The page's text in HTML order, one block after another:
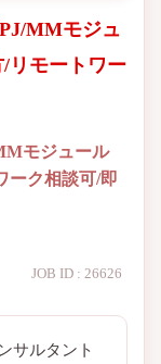
MMモジュ
モートワー
モジュール
ーク相談可/即
JOB ID : 26626
サルタント